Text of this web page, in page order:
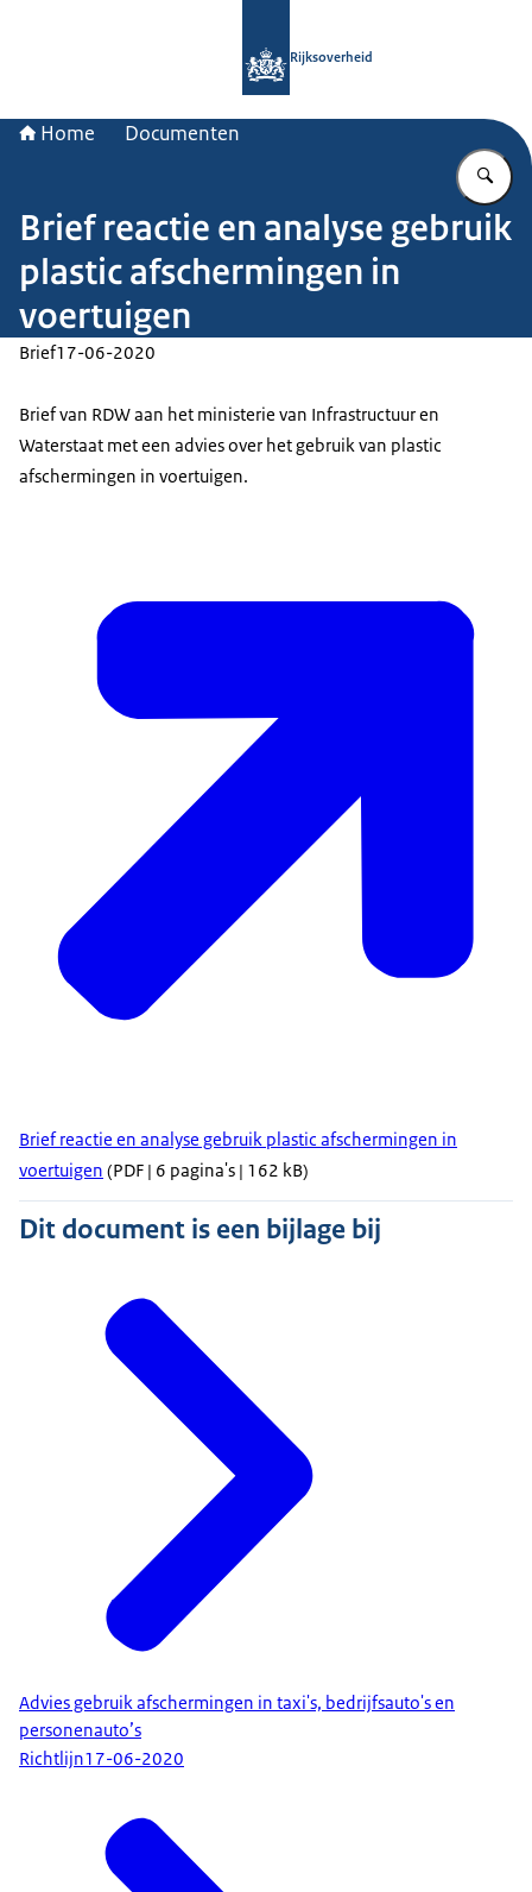
Rijksoverheid
Home Documenten
Brief reactie en analyse gebruik
plastic afschermingen in
voertuigen
Brief17-06-2020
Brief van RDW aan het ministerie van Infrastructuur en
Waterstaat met een advies over het gebruik van plastic
afschermingen in voertuigen.
Brief reactie en analyse gebruik plastic afschermingen in
voertuigen (PDF | 6 pagina's | 162 kB)
Dit document is een bijlage bij
Advies gebruik afschermingen in taxi's, bedrijfsauto's en
personenauto’s
Richtlijn17-06-2020